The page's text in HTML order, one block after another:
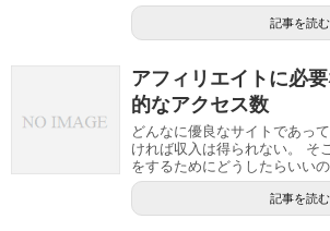
記事を読む
アフィリエイトに必
的なアクセス数
どんなに優良なサイトであっ
ければ収入は得られない。 そ
をするためにどうしたらいいの
記事を読む